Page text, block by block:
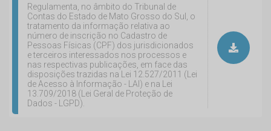
Regulamenta, no âmbito do Tribunal de
Contas do Estado de Mato Grosso do Sul, o
tratamento da informação relativa ao
número de inscrição no Cadastro de
Pessoas Físicas (CPF) dos jurisdicionados
e terceiros interessados nos processos e
nas respectivas publicações, em face das
disposições trazidas na Lei 12.527/2011 (Lei
de Acesso à Informação - LAI) e na Lei
13.709/2018 (Lei Geral de Proteção de
Dados - LGPD).